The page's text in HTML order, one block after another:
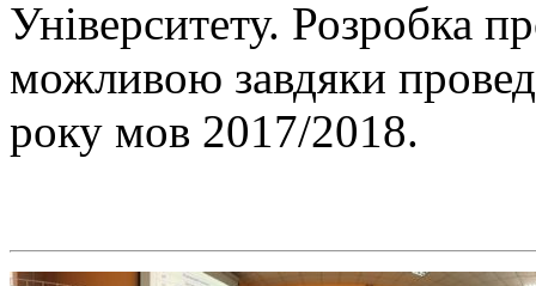
Університету. Розробка
можливою завдяки
року мов 2017/2018.